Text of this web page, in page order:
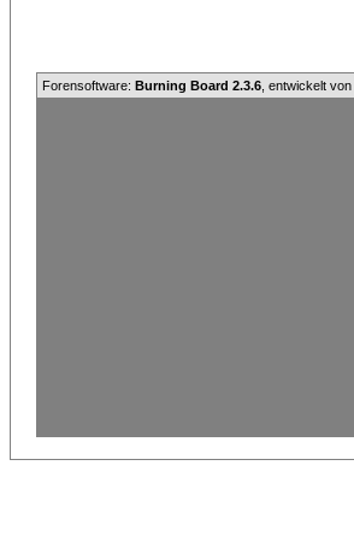
Forensoftware: Burning Board 2.3.6 , entwickelt von